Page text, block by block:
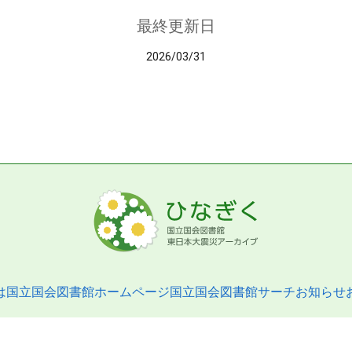
最終更新日
2026/03/31
国立国会図書館ホームページ国立国会図書館サーチお知らせ